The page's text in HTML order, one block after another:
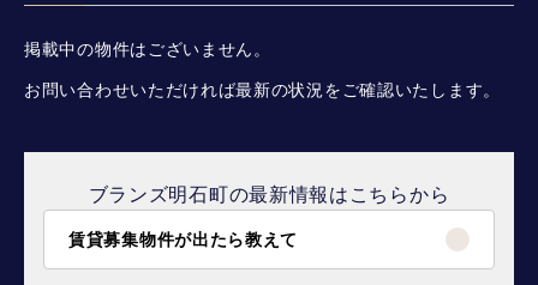
掲載中の物件はございません。
お問い合わせいただければ最新の状況をご確認いたします。
ブランズ明石町の最新情報はこちらから
賃貸募集物件が出たら教えて